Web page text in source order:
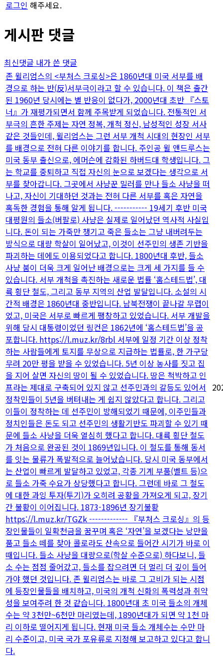
로그인 해주세요.
게시판 댓글
최신댓글 내가 쓴 댓글
존 윌리엄스의 <부처스 크로싱>은 1860년대 미국 서부를 배
경으로 하는 반(反)서부극이라고 할 수 있습니다. 이 책은 출간
된 1960년 당시에는 별 반응이 없다가, 2000년대 초반 『스토
너』가 재평가되면서 함께 주목받게 되었습니다. 전통적인 서
부극의 흔한 주제는 자연 정복, 개척 정신, 남성적인 성장 서사
같은 것들인데, 윌리엄스는 그런 서부 개척 시대의 현장인 서부
를 배경으로 전혀 다른 이야기를 합니다. 주인공 윌 앤드루스는
미국 동부 출신으로, 에머슨에 감화된 하버드대 학생입니다. 그
는 학교를 중퇴하고 직접 자신의 눈으로 보겠다는 생각으로 서
부를 찾아갑니다. 그곳에서 사냥꾼 밀러를 만나 들소 사냥을 떠
나고, 자신이 기대하던 것과는 전혀 다른 서부를 혹은 자연을
혹독한 경험을 통해 알게 됩니다. ----------- 19세기 후반 미국
대평원의 들소(버팔로) 사냥은 실제로 일어났던 역사적 사실입
니다. 돈이 되는 가죽만 챙기고 죽은 들소는 그냥 내버려두는
방식으로 대량 학살이 일어났고, 이것이 선주민의 생존 기반을
파괴하는 데에도 이용되었다고 합니다. 1800년대 후반, 들소
사냥 붐이 더욱 크게 일어난 배경으로는 크게 세 가지를 들 수
있습니다. 서부 개척을 촉진하는 새로운 법률 ‘홈스테드법’, 대
륙 횡단 철도, 그리고 동부 지역의 산업 발달입니다. 소설의 시
간적 배경은 1860년대 중반입니다. 남북전쟁이 끝나갈 무렵이
었고, 미국은 서부로 빠르게 팽창하고 있었습니다. 서부 개발을
위해 당시 대통령이었던 링컨은 1862년에 ‘홈스테드법’을 공
포합니다. https://l.muz.kr/8rbl 서부에 일정 기간 이상 정착
하는 사람들에게 토지를 무상으로 지급하는 법률로, 한 가구당
무려 20만 평을 받을 수 있었습니다. 5년 이상 농사를 짓고 집
을 지어 살면 자신의 땅이 될 수 있었습니다. 땅은 척박하고 인
프라는 제대로 구축되어 있지 않고 선주민과의 갈등도 있어서
정착민들이 5년을 버텨내는 게 쉽지 않았다고 합니다. 그리고
이들이 정착하는 데 선주민이 방해되었기 때문에, 이주민들과
정치인들은 돈도 되고 선주민의 생활기반도 파괴할 수 있기 때
문에 들소 사냥을 더욱 열심히 했다고 합니다. 대륙 횡단 철도
가 처음으로 완공된 것이 1869년입니다. 이 철도를 통해 동서
를 잇는 물류가 폭발적으로 늘어났습니다. 당시 미국 동부에서
는 산업이 빠르게 발달하고 있었고, 각종 기계 부품(벨트 등)으
로 들소 가죽 수요가 상당했다고 합니다. 그런데 바로 그 철도
에 대한 과잉 투자(투기)가 오히려 공황을 가져오게 되고, 장기
간 불황이 이어집니다. 1873-1896년 장기불황
https://l.muz.kr/TGZk ------------- 『부처스 크로싱』의 등
장인물들이 일확천금을 꿈꾸며 혹은 ‘자연’을 보겠다는 낭만을
품고 들소 떼를 찾아 콜로라도 산속으로 들어간 시기가 바로 이
때입니다. 들소 사냥을 대량으로(학살 수준으로) 하다보니, 들
소 수는 점점 줄어갔고, 들소를 잡으려면 더 멀리 더 깊이 들어
가야 했던 것입니다. 존 윌리엄스는 바로 그 고비가 되는 시점
에 등장인물들을 배치하고, 미국의 개척 신화의 폭력성과 취약
성을 보여주려 한 것 같습니다. 1800년대 초 미국 들소의 개체
수는 약 3천만~6천만 마리였는데, 1890년대가 되면 약 1천 마
리 이하로 떨어지게 됩니다. 현재 미국 들소 개체수는 수만 마
리 수준이고, 미국 국가 포유류로 지정해 보고하고 있다고 합니
다.